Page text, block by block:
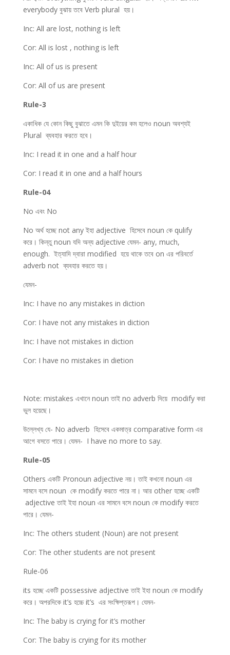
everybody বুঝায় তবে Verb plural হয়।
Inc: All are lost, nothing is left
Cor: All is lost , nothing is left
Inc: All of us is present
Cor: All of us are present
Rule-3
একাধিক যে কোন কিছু বুঝাতে এমন কি দুইয়ের কম হলেও noun অবশ্যই
Plural ব্যবহার করতে হবে।
Inc: I read it in one and a half hour
Cor: I read it in one and a half hours
Rule-04
No এবং No
No অর্থ হচ্ছে not any ইহা adjective হিসেবে noun কে qulify
করে। কিন্তু noun যদি অন্য adjective যেমন- any, much,
enough. ইত্যাদি দ্বারা modified হয়ে থাকে তবে on এর পরিবর্তে
adverb not ব্যবহার করতে হয়।
যেমন-
Inc: I have no any mistakes in diction
Cor: I have not any mistakes in diction
Inc: I have not mistakes in diction
Cor: I have no mistakes in dietion
Note: mistakes এখানে noun তাই no adverb দিয়ে modify করা
ভুল হয়েছে।
উল্লেখ্য যে- No adverb হিসেবে একমাত্র comparative form এর
আগে বসতে পারে। যেমন- I have no more to say.
Rule-05
Others একটি Pronoun adjective নয়। তাই কখনো noun এর
সামনে বসে noun কে modify করতে পারে না। আর other হচ্ছে একটি
adjective তাই ইহা noun এর সামনে বসে noun কে modify করতে
পারে। যেমন-
Inc: The others student (Noun) are not present
Cor: The other students are not present
Rule-06
its হচ্ছে একটি possessive adjective তাই ইহা noun কে modify
করে। অপরদিকে it’s হচ্চে it’s এর সংক্ষিপ্তরূপ। যেমন-
Inc: The baby is crying for it’s mother
Cor: The baby is crying for its mother